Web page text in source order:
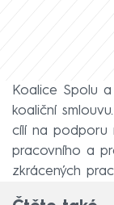
Koalice Spolu
koaliční
cílí na podporu
pracovního a
zkrácených